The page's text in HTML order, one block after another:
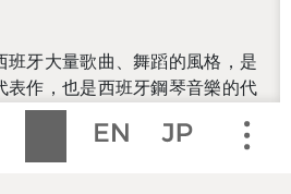
班牙大量歌曲、舞蹈的風格，是
表作，也是西班牙鋼琴音樂的代
豐希望能藉由這場音樂會，向
聲表現出豐富且多變的情緒。